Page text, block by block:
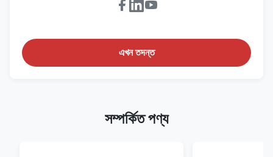
এখন তদন্ত
সম্পর্কিত পণ্য